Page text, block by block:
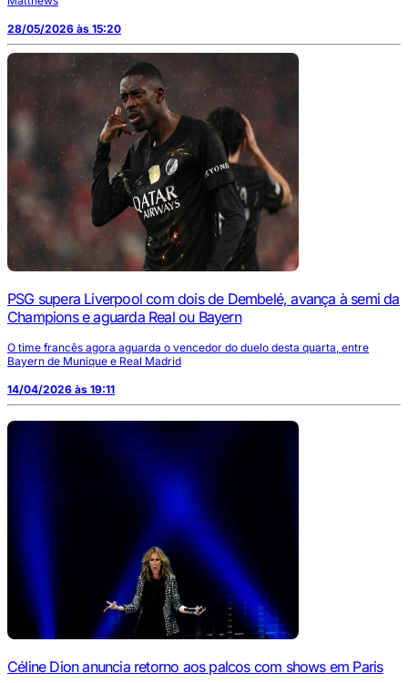
28/05/2026 às 15:20
PSG supera Liverpool com dois de Dembelé, avança à semi da
Champions e aguarda Real ou Bayern
O time francês agora aguarda o vencedor do duelo desta quarta, entre
Bayern de Munique e Real Madrid
14/04/2026 às 19:11
Céline Dion anuncia retorno aos palcos com shows em Paris